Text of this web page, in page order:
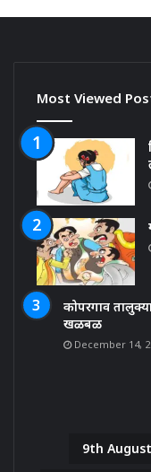
Most Viewed
कोपरगाव
खळबळ
December 14,
9th August